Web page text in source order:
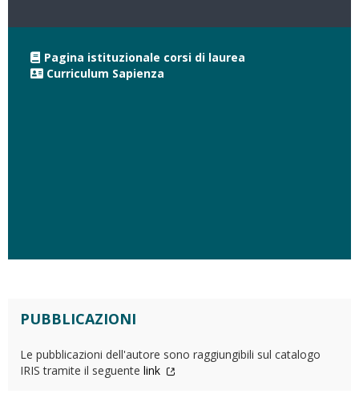
Pagina istituzionale corsi di laurea
Curriculum Sapienza
PUBBLICAZIONI
Le pubblicazioni dell'autore sono raggiungibili sul catalogo
IRIS tramite il seguente link